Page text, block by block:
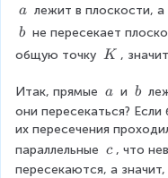
e
c
\
\
a лежит в плоскости,
\
\
b не пересекает
общую точку \
K
K ,
Итак, прямые \
\
a
a и \
\
b
b
они пересекаться?
их пересечения
параллельные \
\
c , что
пересекаются, а значит,